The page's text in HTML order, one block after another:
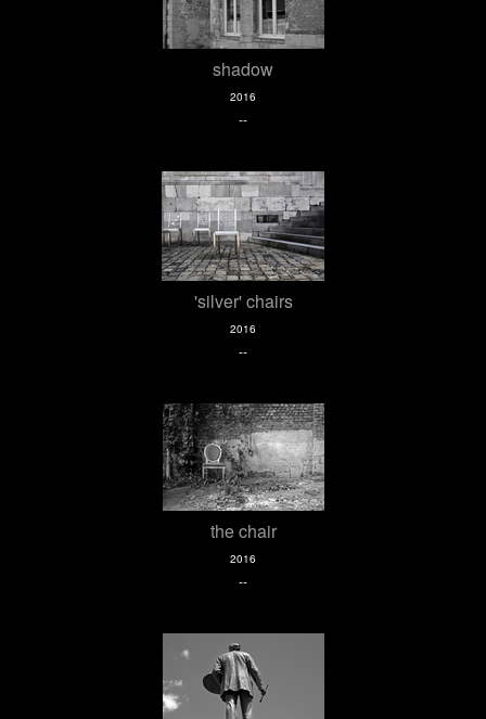
shadow
2016
--
'silver' chairs
2016
--
the chair
2016
--